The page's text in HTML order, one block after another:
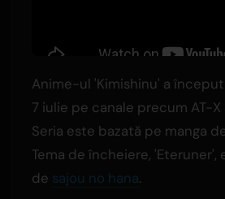
Anime-ul 'Kimishinu' a
7 iulie pe canale precum AT-X
Seria este bazată pe manga
Tema de încheiere,
de sajou no hana.